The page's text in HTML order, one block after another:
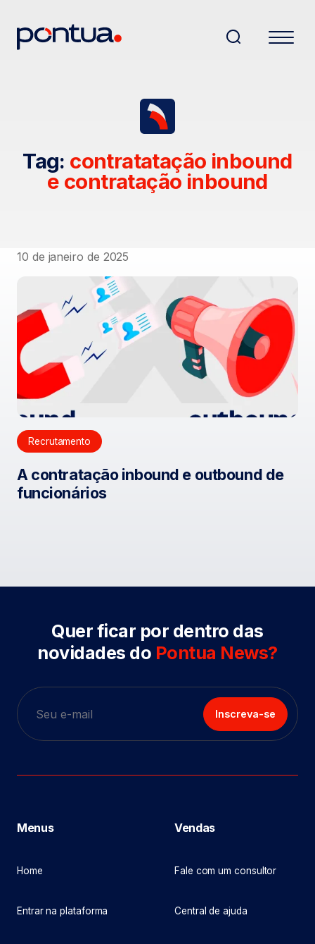
Tag: contratatação inbound
e contratação inbound
10 de janeiro de 2025
Recrutamento
A contratação inbound e outbound de
funcionários
Quer ficar por dentro das
novidades do Pontua News?
Inscreva-se
Menus
Home
Entrar na plataforma
Vendas
Fale com um consultor
Central de ajuda